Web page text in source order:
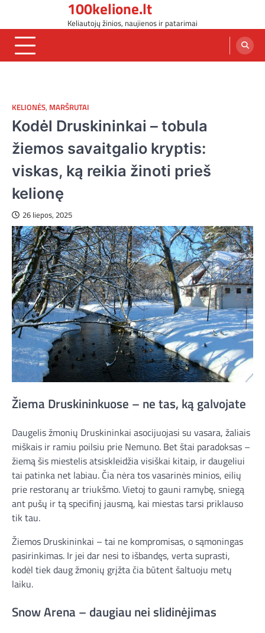
content
100kelione.lt
Keliautojų žinios, naujienos ir patarimai
KELIONĖS, MARŠRUTAI
Kodėl Druskininkai – tobula
žiemos savaitgalio kryptis:
viskas, ką reikia žinoti prieš
kelionę
26 liepos, 2025
Žiema Druskininkuose – ne tas, ką galvojate
Daugelis žmonių Druskininkai asocijuojasi su vasara, žaliais
miškais ir ramiu poilsiu prie Nemuno. Bet štai paradoksas –
žiemą šis miestelis atsiskleidžia visiškai kitaip, ir daugeliui
tai patinka net labiau. Čia nėra tos vasarinės minios, eilių
prie restoranų ar triukšmo. Vietoj to gauni ramybę, sniegą
ant pušų ir tą specifinį jausmą, kai miestas tarsi priklauso
tik tau.
Žiemos Druskininkai – tai ne kompromisas, o sąmoningas
pasirinkimas. Ir jei dar nesi to išbandęs, verta suprasti,
kodėl tiek daug žmonių grįžta čia būtent šaltuoju metų
laiku.
Snow Arena – daugiau nei slidinėjimas